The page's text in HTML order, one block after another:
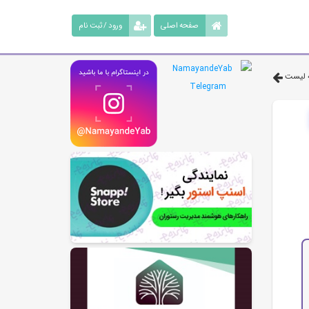
ورود / ثبت نام صفحه اصلی
لیست